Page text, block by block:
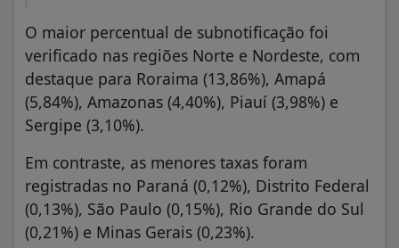
O maior percentual de subnotificação foi
verificado nas regiões Norte e Nordeste, com
destaque para Roraima (13,86%), Amapá
(5,84%), Amazonas (4,40%), Piauí (3,98%) e
Sergipe (3,10%).
Em contraste, as menores taxas foram
registradas no Paraná (0,12%), Distrito Federal
(0,13%), São Paulo (0,15%), Rio Grande do Sul
(0,21%) e Minas Gerais (0,23%).